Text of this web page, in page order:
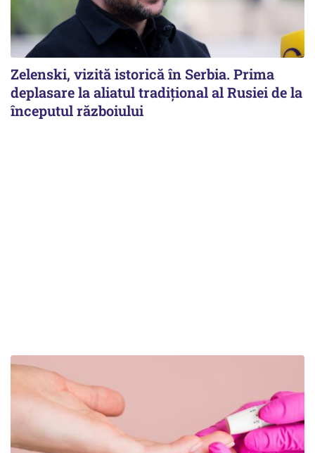
Zelenski, vizită istorică în Serbia. Prima
deplasare la aliatul tradițional al Rusiei de la
începutul războiului